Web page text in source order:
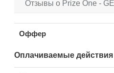
Отзывы о Prize One -
Оффер
Оплачиваемые действия